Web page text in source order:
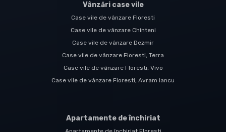
Vânzări case vile
Case vile de vânzare Floresti
Case vile de vânzare Chinteni
Case vile de vânzare Dezmir
Case vile de vânzare Floresti, Terra
Case vile de vânzare Floresti, Vivo
Case vile de vânzare Floresti, Avram Iancu
Apartamente de închiriat